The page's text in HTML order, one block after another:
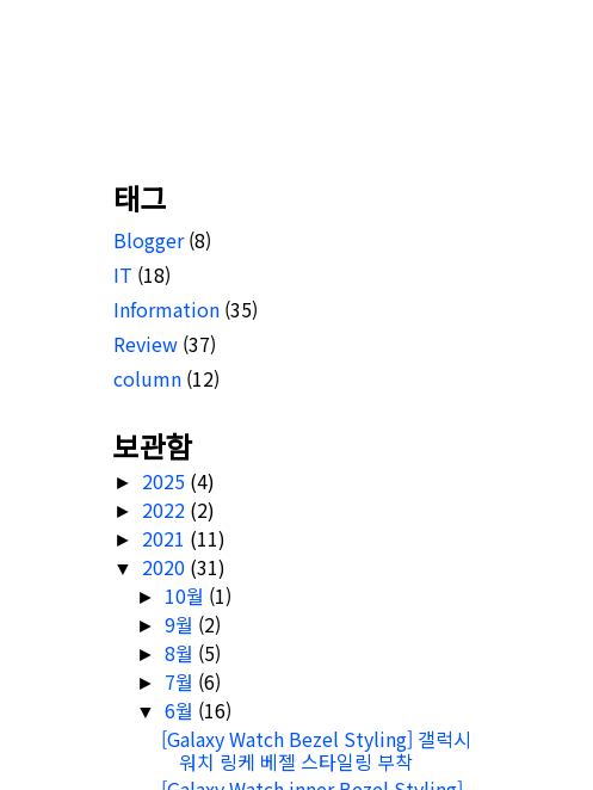
태그
Blogger (8)
IT (18)
Information (35)
Review (37)
column (12)
보관함
► 2025 (4)
► 2022 (2)
► 2021 (11)
▼ 2020 (31)
► 10월 (1)
►9월 (2)
►8월 (5)
► 7월 (6)
▼6월 (16)
[Galaxy Watch Bezel Styling] 갤럭시
워치 링케 베젤 스타일링 부착